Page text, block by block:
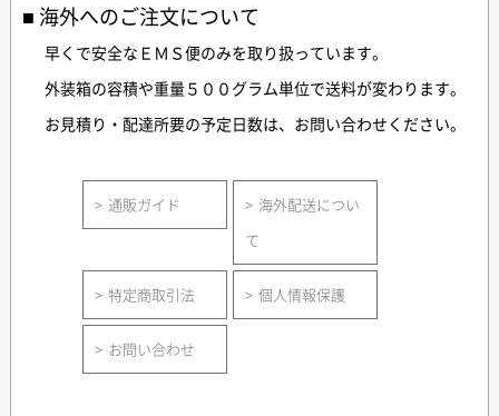
海外へのご注文について
早くで安全なＥＭＳ便のみを取り扱っています。
外装箱の容積や重量５００グラム単位で送料が変わります。
お見積り・配達所要の予定日数は、お問い合わせください。
通販ガイド
海外配送につい
て
特定商取引法 個人情報保護
お問い合わせ